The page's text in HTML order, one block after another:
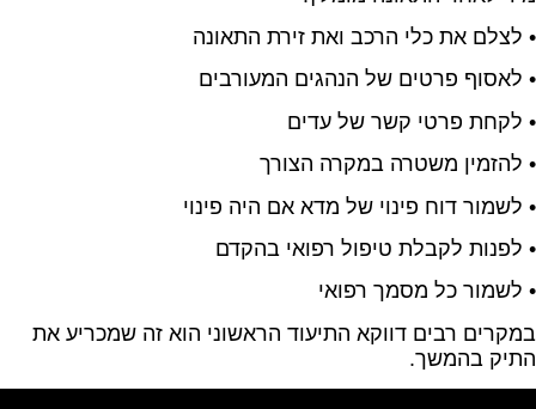
• לצלם את כלי הרכב ואת זירת התאונה
• לאסוף פרטים של הנהגים המעורבים
• לקחת פרטי קשר של עדים
• להזמין משטרה במקרה הצורך
• לשמור דוח פינוי של מדא אם היה פינוי
• לפנות לקבלת טיפול רפואי בהקדם
• לשמור כל מסמך רפואי
במקרים רבים דווקא התיעוד הראשוני הוא זה שמכריע את
התיק בהמשך.